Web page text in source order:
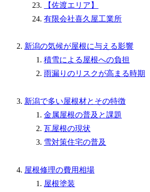
【佐渡エリア】
有限会社喜久屋工業所
新潟の気候が屋根に与える影響
積雪による屋根への負担
雨漏りのリスクが高まる時期
新潟で多い屋根材とその特徴
金属屋根の普及と課題
瓦屋根の現状
雪対策住宅の普及
屋根修理の費用相場
屋根塗装